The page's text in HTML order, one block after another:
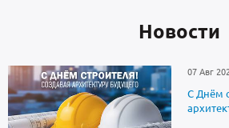
Новоcти
07 Авг
С Днём